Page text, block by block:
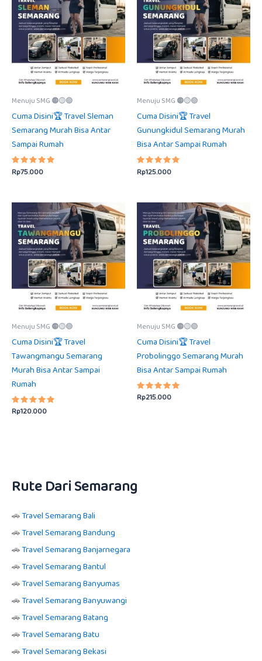
Menuju SMG 🟠🟡🟢
Cuma Disini🏆 Travel Sleman
Semarang Murah Bisa Antar
Sampai Rumah
Dinilai
5.00
Rp75.000
Menuju SMG 🟠🟡🟢
Cuma Disini🏆 Travel
Gunungkidul Semarang Murah
Bisa Antar Sampai Rumah
Dinilai
5.00
Rp125.000
Menuju SMG 🟠🟡🟢
Cuma Disini🏆 Travel
Tawangmangu Semarang
Murah Bisa Antar Sampai
Rumah
Dinilai
5.00
Rp120.000
Menuju SMG 🟠🟡🟢
Cuma Disini🏆 Travel
Probolinggo Semarang Murah
Bisa Antar Sampai Rumah
Dinilai
5.00
Rp215.000
Rute Dari Semarang
🚗Travel Semarang Bali
🚗Travel Semarang Bandung
🚗Travel Semarang Banjarnegara
🚗Travel Semarang Bantul
🚗Travel Semarang Banyumas
🚗Travel Semarang Banyuwangi
🚗Travel Semarang Batang
🚗Travel Semarang Batu
🚗Travel Semarang Bekasi